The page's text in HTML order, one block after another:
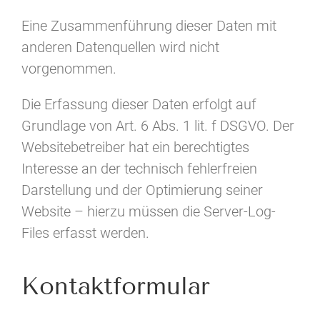
Eine Zusammenführung dieser Daten mit
anderen Datenquellen wird nicht
vorgenommen.
Die Erfassung dieser Daten erfolgt auf
Grundlage von Art. 6 Abs. 1 lit. f DSGVO. Der
Websitebetreiber hat ein berechtigtes
Interesse an der technisch fehlerfreien
Darstellung und der Optimierung seiner
Website – hierzu müssen die Server-Log-
Files erfasst werden.
Kontaktformular